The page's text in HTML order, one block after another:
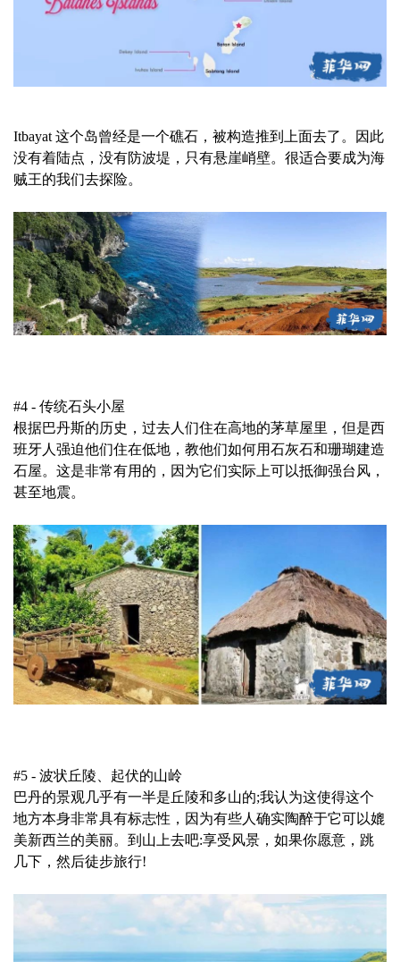
Itbayat 这个岛曾经是一个礁石，被构造推到上面去了。因此
没有着陆点，没有防波堤，只有悬崖峭壁。很适合要成为海
贼王的我们去探险。
#4 - 传统石头小屋
根据巴丹斯的历史，过去人们住在高地的茅草屋里，但是西
班牙人强迫他们住在低地，教他们如何用石灰石和珊瑚建造
石屋。这是非常有用的，因为它们实际上可以抵御强台风，
甚至地震。
#5 - 波状丘陵、起伏的山岭
巴丹的景观几乎有一半是丘陵和多山的;我认为这使得这个
地方本身非常具有标志性，因为有些人确实陶醉于它可以媲
美新西兰的美丽。到山上去吧:享受风景，如果你愿意，跳
几下，然后徒步旅行!